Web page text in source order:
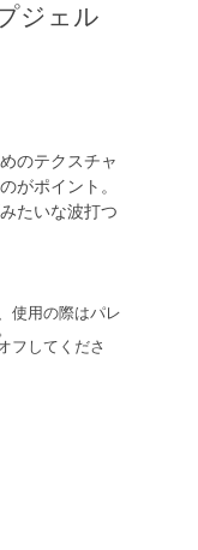
ジェル
のテクスチャ
がポイント。
たいな波打つ
使用の際はパレ
フしてくださ